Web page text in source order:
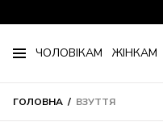
ЧОЛОВІКАМ ЖІНКАМ
ГОЛОВНА ВЗУТТЯ